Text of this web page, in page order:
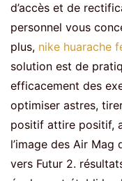
d’accès et de
personnel vous
plus, nike huarache
solution est de
efficacement des
optimiser astres,
positif attire positif,
l’image des Air
vers Futur 2.